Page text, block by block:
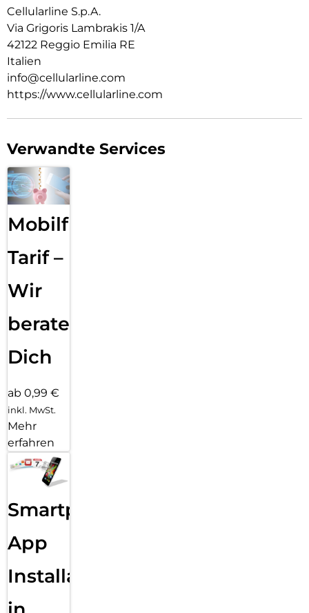
Cellularline S.p.A.
Via Grigoris Lambrakis 1/A
42122 Reggio Emilia RE
Italien
info@cellularline.com
https://www.cellularline.com
Verwandte Services
Mobilfunk
Tarif –
Wir
beraten
Dich
ab 0,99 €
inkl. MwSt.
Mehr
erfahren
Smartphone
App
Installation